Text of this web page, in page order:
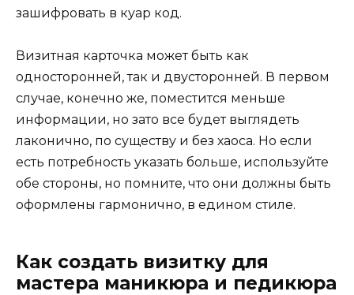
зашифровать в куар код.
Визитная карточка может быть как
односторонней, так и двусторонней. В первом
случае, конечно же, поместится меньше
информации, но зато все будет выглядеть
лаконично, по существу и без хаоса. Но если
есть потребность указать больше, используйте
обе стороны, но помните, что они должны быть
оформлены гармонично, в едином стиле.
Как создать визитку для
мастера маникюра и педикюра